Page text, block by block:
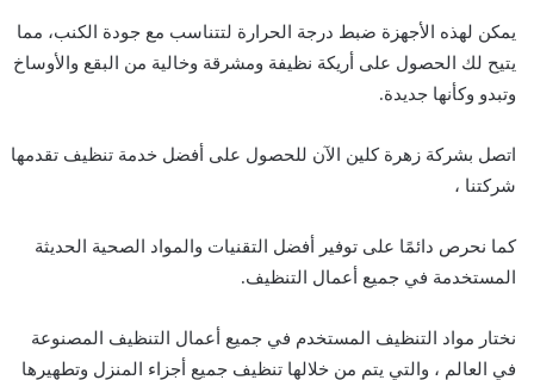
يمكن لهذه الأجهزة ضبط درجة الحرارة لتتناسب مع جودة الكنب، مما
يتيح لك الحصول على أريكة نظيفة ومشرقة وخالية من البقع والأوساخ
وتبدو وكأنها جديدة.
اتصل بشركة زهرة كلين الآن للحصول على أفضل خدمة تنظيف تقدمها
شركتنا ،
كما نحرص دائمًا على توفير أفضل التقنيات والمواد الصحية الحديثة
المستخدمة في جميع أعمال التنظيف.
نختار مواد التنظيف المستخدم في جميع أعمال التنظيف المصنوعة
في العالم ، والتي يتم من خلالها تنظيف جميع أجزاء المنزل وتطهيرها